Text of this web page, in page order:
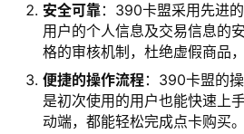
安全可靠：390卡盟采用先进
用户的个人信息及交易信息的
格的审核机制，杜绝虚假商品
便捷的操作流程：390卡盟的
是初次使用的用户也能快速上
动端，都能轻松完成点卡购买。